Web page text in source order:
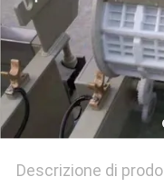
Descrizione di